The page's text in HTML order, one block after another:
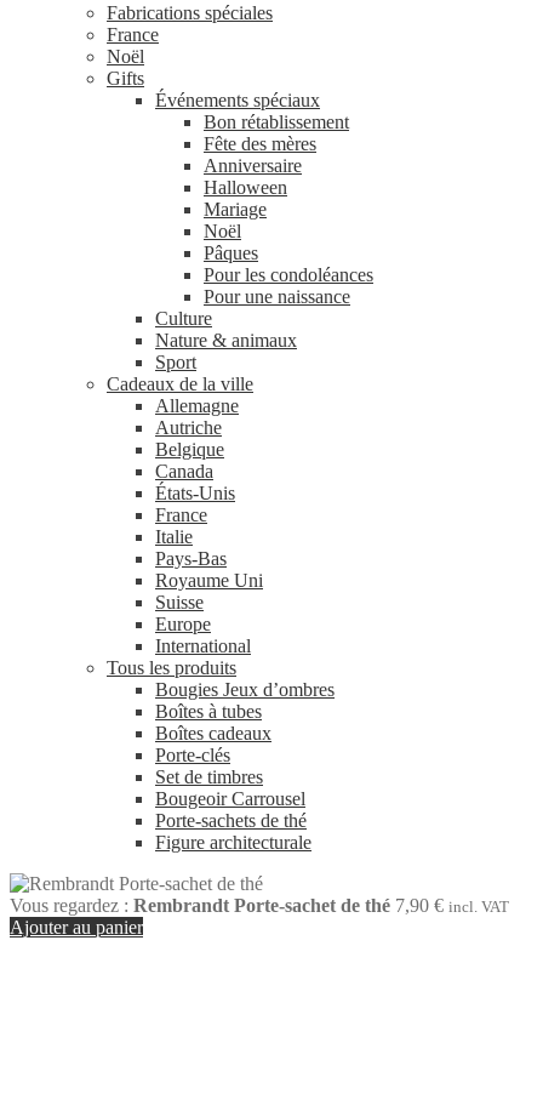
Fabrications spéciales
France
Noël
Gifts
Événements spéciaux
Bon rétablissement
Fête des mères
Anniversaire
Halloween
Mariage
Noël
Pâques
Pour les condoléances
Pour une naissance
Culture
Nature & animaux
Sport
Cadeaux de la ville
Allemagne
Autriche
Belgique
Canada
États-Unis
France
Italie
Pays-Bas
Royaume Uni
Suisse
Europe
International
Tous les produits
Bougies Jeux d’ombres
Boîtes à tubes
Boîtes cadeaux
Porte-clés
Set de timbres
Bougeoir Carrousel
Porte-sachets de thé
Figure architecturale
Vous regardez : Rembrandt Porte-sachet de thé 7,90 € incl. VAT
Ajouter au panier